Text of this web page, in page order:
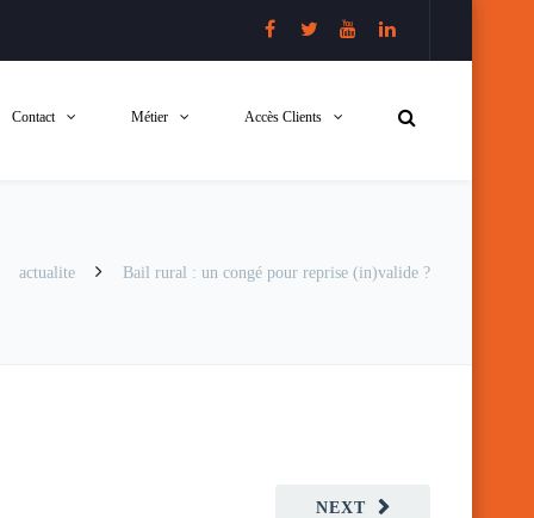
Contact Métier Accès Clients
actualite Bail rural : un congé pour reprise (in)valide ?
NEXT